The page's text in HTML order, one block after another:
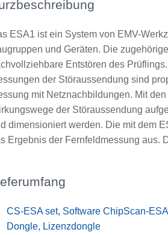
ESA1 ist ein System von EMV-
und Geräten. Die
Entstören des
der Störaussendung sind
mit Netznachbildungen. Mit
der Störaussendung
dimensioniert werden. Die mit dem
Ergebnis der Fernfeldmessung aus.
CS-ESA set, Software ChipScan-
Dongle, Lizenzdongle